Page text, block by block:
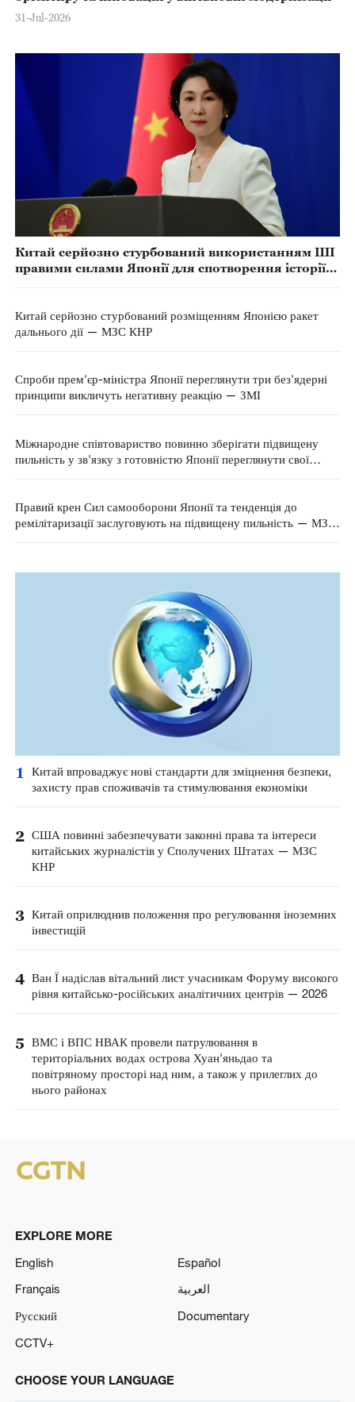
31-Jul-2026
Китай серйозно стурбований використанням ШІ
правими силами Японії для спотворення історії
Китай серйозно стурбований розміщенням Японією ракет
дальнього дії — МЗС КНР
Спроби прем'єр-міністра Японії переглянути три без'ядерні
принципи викличуть негативну реакцію — ЗМІ
Міжнародне співтовариство повинно зберігати підвищену
пильність у зв'язку з готовністю Японії переглянути свої
Правий крен Сил самооборони Японії та тенденція до
ремілітаризації заслуговують на підвищену пильність — МЗС
1
Китай впроваджує нові стандарти для зміцнення безпеки,
захисту прав споживачів та стимулювання економіки
2 США повинні забезпечувати законні права та інтереси
китайських журналістів у Сполучених Штатах — МЗС
КНР
3 Китай оприлюднив положення про регулювання іноземних
інвестицій
4 Ван Ї надіслав вітальний лист учасникам Форуму високого
рівня китайсько-російських аналітичних центрів — 2026
5 ВМС і ВПС НВАК провели патрулювання в
територіальних водах острова Хуан'яньдао та
повітряному просторі над ним, а також у прилеглих до
нього районах
EXPLORE MORE
English
Español
Français
العربية
Русский
Documentary
CCTV+
CHOOSE YOUR LANGUAGE